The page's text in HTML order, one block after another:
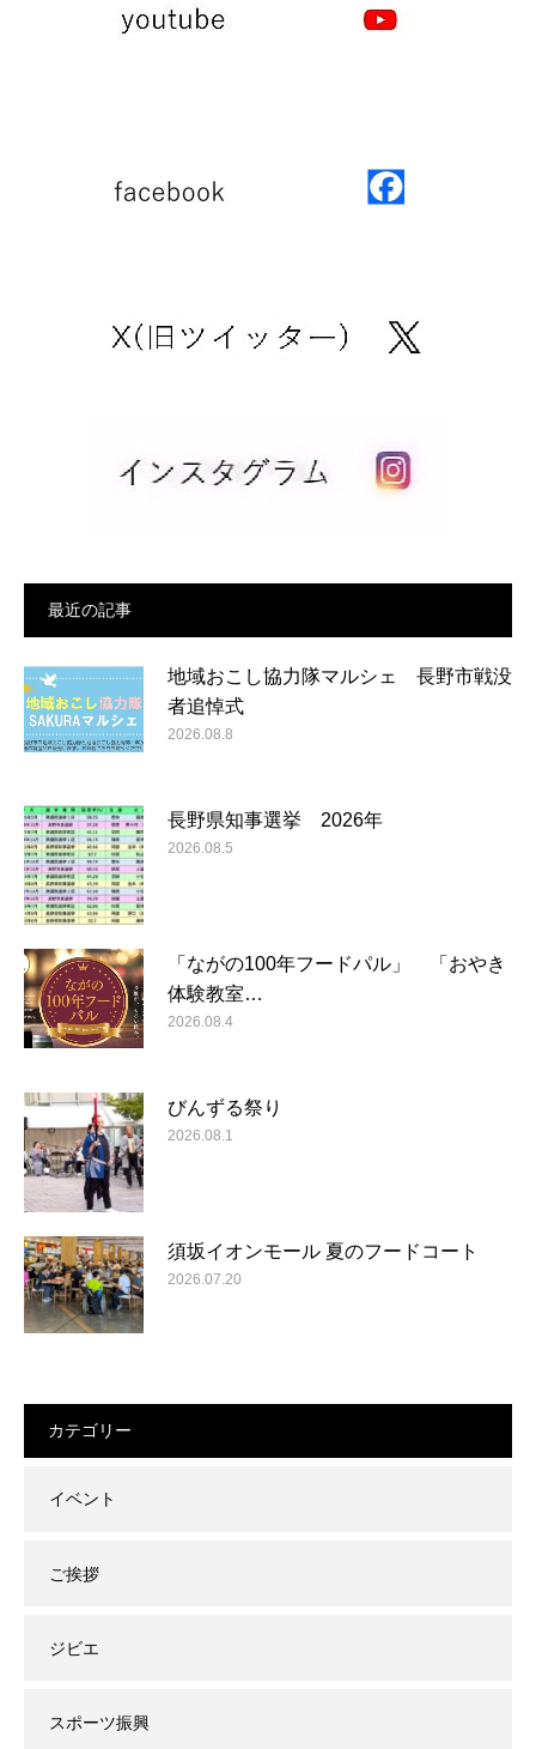
最近の記事
地域おこし協力隊マルシェ 長野市戦没
者追悼式
2026.08.8
長野県知事選挙 2026年
2026.08.5
「ながの100年フードパル」 「おやき
体験教室…
2026.08.4
びんずる祭り
2026.08.1
須坂イオンモール 夏のフードコート
2026.07.20
カテゴリー
イベント
ご挨拶
ジビエ
スポーツ振興